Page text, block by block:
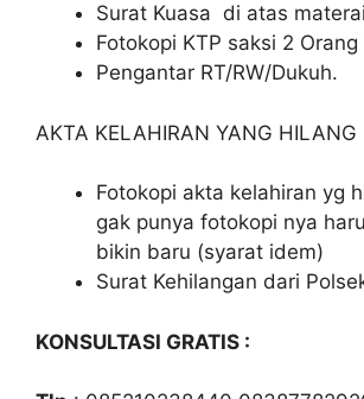
Surat Kuasa di atas
Fotokopi KTP saksi 2
Pengantar RT/RW/Dukuh.
AKTA KELAHIRAN YANG HILANG
Fotokopi akta kelahiran yg
gak punya fotokopi nya
bikin baru (syarat idem)
Surat Kehilangan dari
KONSULTASI GRATIS :